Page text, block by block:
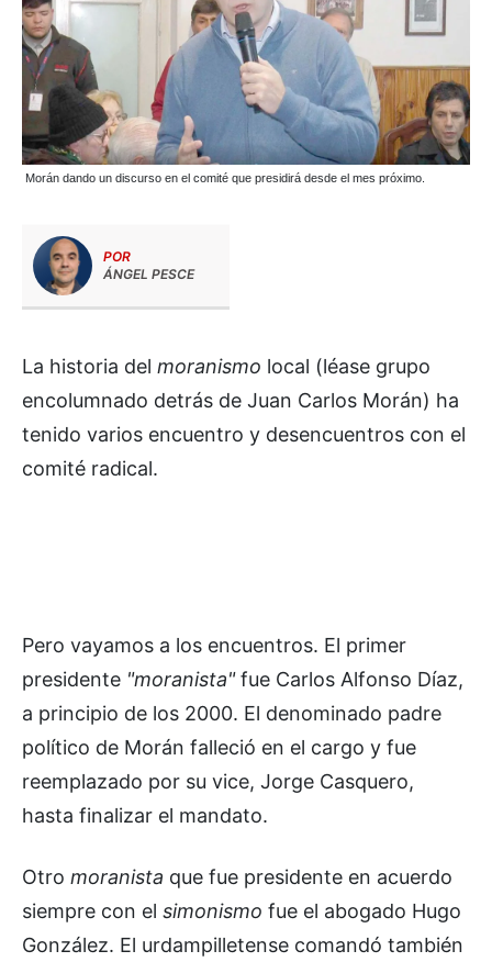
Morán dando un discurso en el comité que presidirá desde el mes próximo.
POR
ÁNGEL PESCE
La historia del moranismo local (léase grupo
encolumnado detrás de Juan Carlos Morán) ha
tenido varios encuentro y desencuentros con el
comité radical.
Pero vayamos a los encuentros. El primer
presidente "moranista"fue Carlos Alfonso Díaz,
a principio de los 2000. El denominado padre
político de Morán falleció en el cargo y fue
reemplazado por su vice, Jorge Casquero,
hasta finalizar el mandato.
Otro moranista que fue presidente en acuerdo
siempre con el simonismo fue el abogado Hugo
González. El urdampilletense comandó también